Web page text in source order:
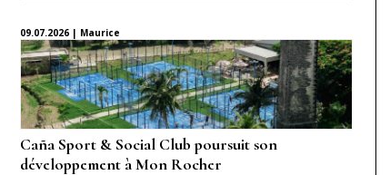
09.07.2026 | Maurice
Caña Sport & Social Club poursuit son
développement à Mon Rocher